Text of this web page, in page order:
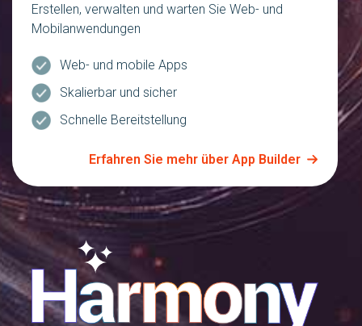
Erstellen, verwalten und warten Sie Web- und
Mobilanwendungen
Web- und mobile Apps
Skalierbar und sicher
Schnelle Bereitstellung
Erfahren Sie mehr über App Builder